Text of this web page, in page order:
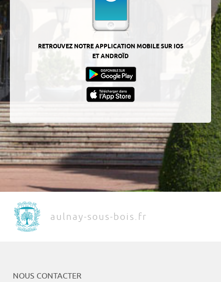
RETROUVEZ NOTRE APPLICATION MOBILE SUR IOS
ET ANDROÏD
aulnay-sous-bois.fr
NOUS CONTACTER